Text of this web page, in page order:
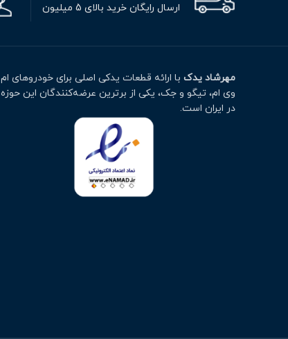
ارسال رایگان خرید بالای 5 میلیون
مهرشاد یدک با ارائه قطعات یدکی اصلی برای خودروهای ام
وی ام، تیگو و جک، یکی از برترین عرضه‌کنندگان این حوزه
در ایران است.